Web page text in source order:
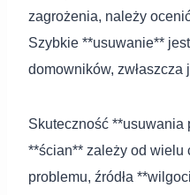
zagrożenia, należy
Szybkie **usuwanie**
domowników,
Skuteczność **usuwania
**ścian** zależy od wielu
problemu, źródła